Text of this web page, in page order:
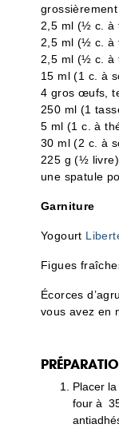
2,5 ml (½ c. à
2,5 ml (½ c. à
2,5 ml (½ c. à
15 ml (1 c. à
4 gros œufs,
250 ml (1
5 ml (1 c. à
30 ml (2 c. à
225 g (½
une spatule
Garniture
Yogourt
Figues
Écorces
vous avez en
Placer
four à